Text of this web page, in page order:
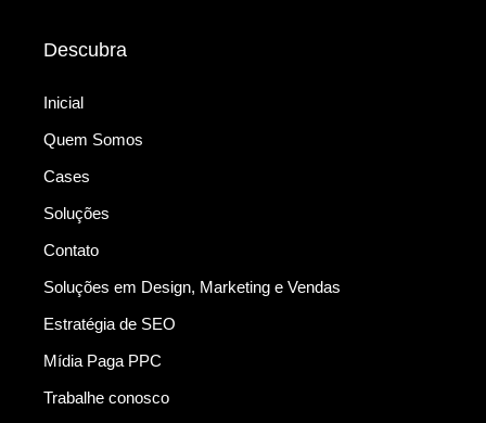
Descubra
Inicial
Quem Somos
Cases
Soluções
Contato
Soluções em Design, Marketing e Vendas
Estratégia de SEO
Mídia Paga PPC
Trabalhe conosco